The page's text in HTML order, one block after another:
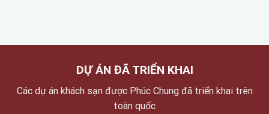
DỰ ÁN ĐÃ TRIỂN KHAI
Các dự án khách sạn được Phúc Chung đã triển khai trên
toàn quốc